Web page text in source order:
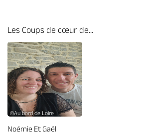
Les Coups de cœur de...
©Au bord de Loire
Noémie Et Gaël